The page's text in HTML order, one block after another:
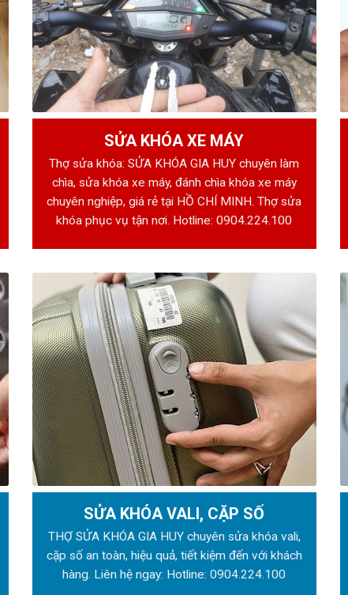
SỬA KHÓA XE MÁY
Thợ sửa khóa: SỬA KHÓA GIA HUY chuyên làm
chìa, sửa khóa xe máy, đánh chìa khóa xe máy
chuyên nghiệp, giá rẻ tại HỒ CHÍ MINH. Thợ sửa
khóa phục vụ tận nơi. Hotline:0904.224.100
SỬA KHÓA VALI, CẶP SỐ
THỢ SỬA KHÓA GIA HUY chuyên sửa khóa vali,
cặp số an toàn, hiệu quả, tiết kiệm đến với khách
hàng. Liên hệ ngay: Hotline:0904.224.100